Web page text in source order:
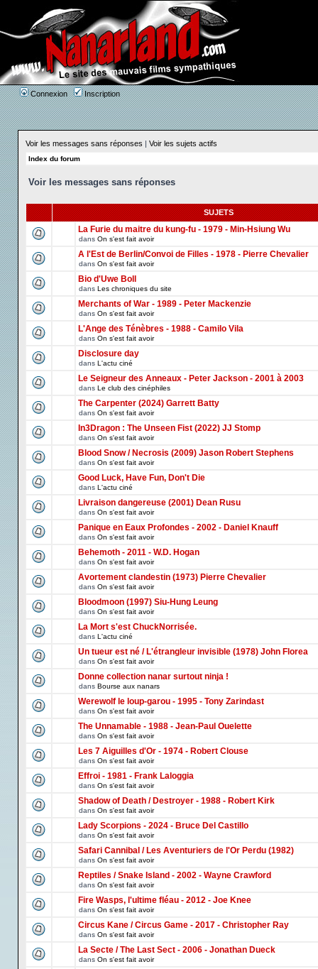
Connexion Inscription
Voir les messages sans réponses | Voir les sujets actifs
Index du forum
Voir les messages sans réponses
SUJETS
La Furie du maitre du kung-fu - 1979 - Min-Hsiung Wu
dans On s'est fait avoir
A l'Est de Berlin/Convoi de Filles - 1978 - Pierre Chevalier
dans On s'est fait avoir
Bio d'Uwe Boll
dans Les chroniques du site
Merchants of War - 1989 - Peter Mackenzie
dans On s'est fait avoir
L'Ange des Ténèbres - 1988 - Camilo Vila
dans On s'est fait avoir
Disclosure day
dans L'actu ciné
Le Seigneur des Anneaux - Peter Jackson - 2001 à 2003
dans Le club des cinéphiles
The Carpenter (2024) Garrett Batty
dans On s'est fait avoir
In3Dragon : The Unseen Fist (2022) JJ Stomp
dans On s'est fait avoir
Blood Snow / Necrosis (2009) Jason Robert Stephens
dans On s'est fait avoir
Good Luck, Have Fun, Don't Die
dans L'actu ciné
Livraison dangereuse (2001) Dean Rusu
dans On s'est fait avoir
Panique en Eaux Profondes - 2002 - Daniel Knauff
dans On s'est fait avoir
Behemoth - 2011 - W.D. Hogan
dans On s'est fait avoir
Avortement clandestin (1973) Pierre Chevalier
dans On s'est fait avoir
Bloodmoon (1997) Siu-Hung Leung
dans On s'est fait avoir
La Mort s'est ChuckNorrisée.
dans L'actu ciné
Un tueur est né / L'étrangleur invisible (1978) John Florea
dans On s'est fait avoir
Donne collection nanar surtout ninja !
dans Bourse aux nanars
Werewolf le loup-garou - 1995 - Tony Zarindast
dans On s'est fait avoir
The Unnamable - 1988 - Jean-Paul Ouelette
dans On s'est fait avoir
Les 7 Aiguilles d'Or - 1974 - Robert Clouse
dans On s'est fait avoir
Effroi - 1981 - Frank Laloggia
dans On s'est fait avoir
Shadow of Death / Destroyer - 1988 - Robert Kirk
dans On s'est fait avoir
Lady Scorpions - 2024 - Bruce Del Castillo
dans On s'est fait avoir
Safari Cannibal / Les Aventuriers de l'Or Perdu (1982)
dans On s'est fait avoir
Reptiles / Snake Island - 2002 - Wayne Crawford
dans On s'est fait avoir
Fire Wasps, l'ultime fléau - 2012 - Joe Knee
dans On s'est fait avoir
Circus Kane / Circus Game - 2017 - Christopher Ray
dans On s'est fait avoir
La Secte / The Last Sect - 2006 - Jonathan Dueck
dans On s'est fait avoir